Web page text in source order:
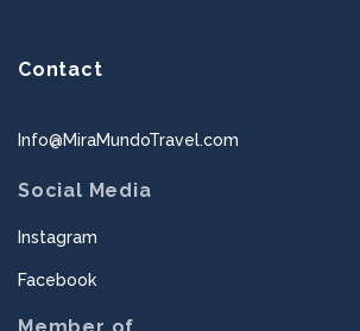
Contact
Info@MiraMundoTravel.com
Social Media
Instagram
Facebook